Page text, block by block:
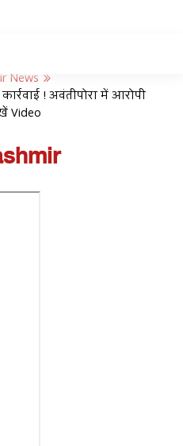
News
! अवंतीपोरा में आरोपी
Video